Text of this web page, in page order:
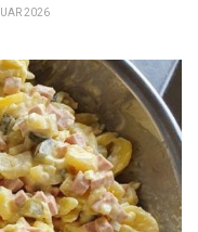
2026